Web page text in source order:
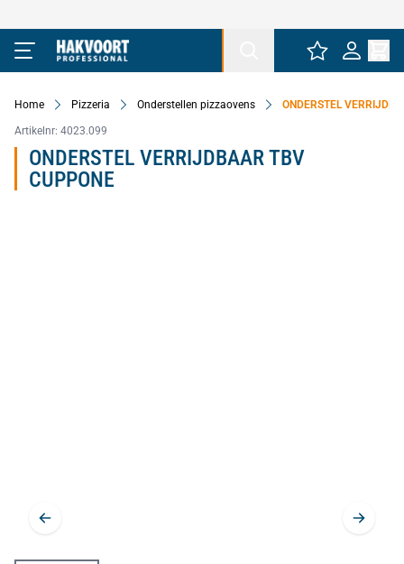
Ga naar de inhoud
Home Pizzeria Onderstellen pizzaovens ONDERSTEL
Artikelnr: 4023.099
ONDERSTEL VERRIJDBAAR TBV
CUPPONE